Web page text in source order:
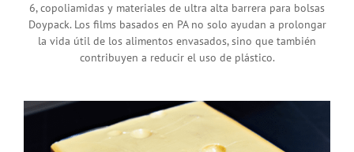
6, copoliamidas y materiales de ultra alta barrera para bolsas
Doypack. Los films basados en PA no solo ayudan a prolongar
la vida útil de los alimentos envasados, sino que también
contribuyen a reducir el uso de plástico.